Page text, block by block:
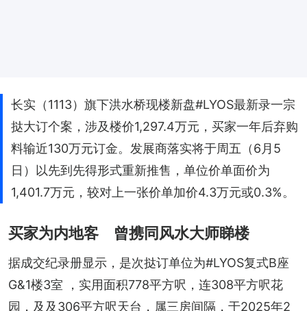
长实（1113）旗下洪水桥现楼新盘#LYOS最新录一宗
挞大订个案，涉及楼价1,297.4万元，买家一年后弃购
料输近130万元订金。发展商落实将于周五（6月5
日）以先到先得形式重新推售，单位价单面价为
1,401.7万元，较对上一张价单加价4.3万元或0.3%。
买家为内地客 曾携同风水大师睇楼
据成交纪录册显示，是次挞订单位为#LYOS复式B座
G&1楼3室 ，实用面积778平方呎，连308平方呎花
园，及及306平方呎天台，属三房间隔，于2025年2